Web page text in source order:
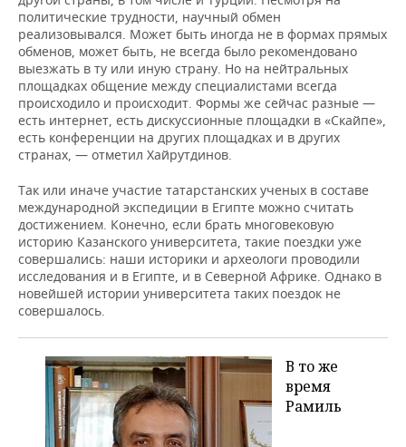
политические трудности, научный обмен
реализовывался. Может быть иногда не в формах прямых
обменов, может быть, не всегда было рекомендовано
выезжать в ту или иную страну. Но на нейтральных
площадках общение между специалистами всегда
происходило и происходит. Формы же сейчас разные —
есть интернет, есть дискуссионные площадки в «Скайпе»,
есть конференции на других площадках и в других
странах, — отметил Хайрутдинов.
Так или иначе участие татарстанских ученых в составе
международной экспедиции в Египте можно считать
достижением. Конечно, если брать многовековую
историю Казанского университета, такие поездки уже
совершались: наши историки и археологи проводили
исследования и в Египте, и в Северной Африке. Однако в
новейшей истории университета таких поездок не
совершалось.
В то же
время
Рамиль